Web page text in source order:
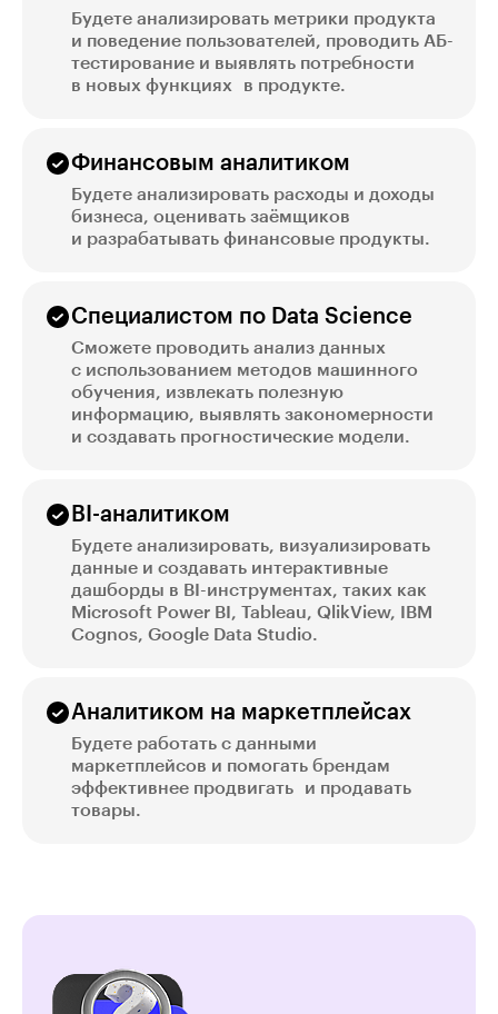
Будете анализировать метрики продукта
и поведение пользователей, проводить АБ-
тестирование и выявлять потребности
в новых функциях в продукте.
Финансовым аналитиком
Будете анализировать расходы и доходы
бизнеса, оценивать заёмщиков
и разрабатывать финансовые продукты.
Специалистом по Data Science
Сможете проводить анализ данных
с использованием методов машинного
обучения, извлекать полезную
информацию, выявлять закономерности
и создавать прогностические модели.
BI-аналитиком
Будете анализировать, визуализировать
данные и создавать интерактивные
дашборды в BI-инструментах, таких как
Microsoft Power BI, Tableau, QlikView, IBM
Cognos, Google Data Studio.
Аналитиком на маркетплейсах
Будете работать с данными
маркетплейсов и помогать брендам
эффективнее продвигать и продавать
товары.